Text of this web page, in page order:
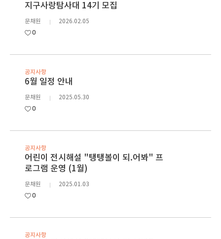
지구사랑탐사대 14기 모집
문채원 2026.02.05
0
공지사항
6월 일정 안내
문채원 2025.05.30
0
공지사항
어린이 전시해설 "탱탱볼이 되.어봐" 프
로그램 운영 (1월)
문채원 2025.01.03
0
공지사항